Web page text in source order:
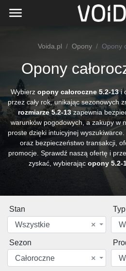
Voida.pl Opony Opony
Opony
Wybierz opony całoroczne 5.2-13i
przez cały rok, unikając sezonowych
rozmiarze 5.2-13zapewnia
warunków pogodowych, a zakupy w
proste dzięki intuicyjnej
oraz bezpieczeństwo transakcji,
promocje. Sprawdź naszą ofertę i
zyskać, wybierając opony 5.2-
Stan
×
Wszystkie
Sezon
×
Całoroczne